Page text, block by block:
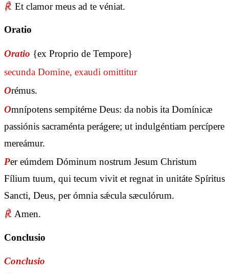
℟. Et clamor meus ad te véniat.
Oratio
Oratio {ex Proprio de Tempore}
secunda Domine, exaudi omittitur
Orémus.
Omnípotens sempitérne Deus: da nobis ita Domínicæ
passiónis sacraménta perágere; ut indulgéntiam percípere
mereámur.
Per eúmdem Dóminum nostrum Jesum Christum
Fílium tuum, qui tecum vivit et regnat in unitáte Spíritus
Sancti, Deus, per ómnia sǽcula sæculórum.
℟. Amen.
Conclusio
Conclusio